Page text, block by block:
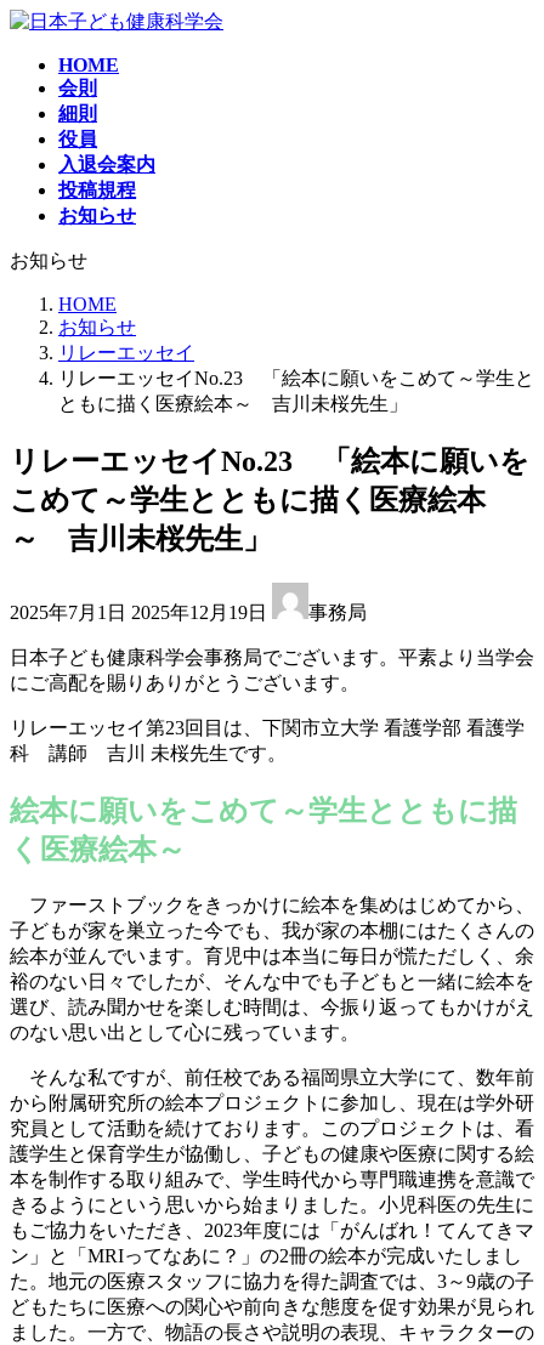
コ
プ
ナ
動
HOME
会則
細則
役員
入退会案内
投稿規程
お知らせ
お知らせ
HOME
お知らせ
リレーエッセイ
リレーエッセイNo.23 「絵本に願いをこめて～学生と
ともに描く医療絵本～ 吉川未桜先生」
リレーエッセイNo.23 「絵本に願いを
こめて～学生とともに描く医療絵本
～ 吉川未桜先生」
2025年7月1日 終
更
新
日
時
:
2025年12月19日 事務局
日本子ども健康科学会事務局でございます。平素より当学会
にご高配を賜りありがとうございます。
リレーエッセイ第23回目は、下関市立大学 看護学部 看護学
科 講師 吉川 未桜先生です。
絵本に願いをこめて～学生とともに描
く医療絵本～
ファーストブックをきっかけに絵本を集めはじめてから、
子どもが家を巣立った今でも、我が家の本棚にはたくさんの
絵本が並んでいます。育児中は本当に毎日が慌ただしく、余
裕のない日々でしたが、そんな中でも子どもと一緒に絵本を
選び、読み聞かせを楽しむ時間は、今振り返ってもかけがえ
のない思い出として心に残っています。
そんな私ですが、前任校である福岡県立大学にて、数年前
から附属研究所の絵本プロジェクトに参加し、現在は学外研
究員として活動を続けております。このプロジェクトは、看
護学生と保育学生が協働し、子どもの健康や医療に関する絵
本を制作する取り組みで、学生時代から専門職連携を意識で
きるようにという思いから始まりました。小児科医の先生に
もご協力をいただき、2023年度には「がんばれ！てんてきマ
ン」と「MRIってなあに？」の2冊の絵本が完成いたしまし
た。地元の医療スタッフに協力を得た調査では、3～9歳の子
どもたちに医療への関心や前向きな態度を促す効果が見られ
ました。一方で、物語の長さや説明の表現、キャラクターの